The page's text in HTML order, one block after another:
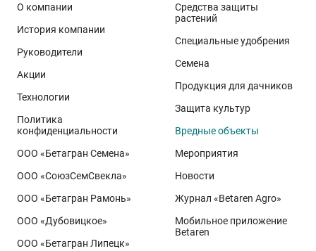
О компании
История компании
Руководители
Акции
Технологии
Политика
конфиденциальности
ООО «Бетагран Семена»
ООО «СоюзСемСвекла»
ООО «Бетагран Рамонь»
ООО «Дубовицкое»
ООО «Бетагран Липецк»
Средства защиты
растений
Специальные удобрения
Семена
Продукция для дачников
Защита культур
Вредные объекты
Мероприятия
Новости
Журнал «Betaren Agro»
Мобильное приложение
Betaren